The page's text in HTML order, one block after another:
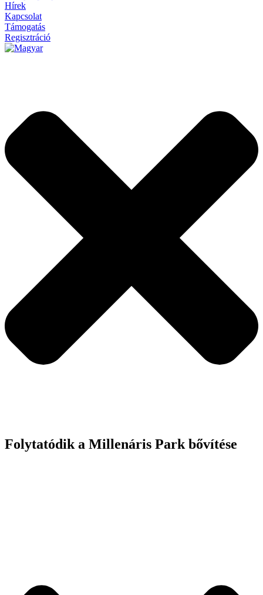
Hírek
Kapcsolat
Támogatás
Regisztráció
Folytatódik a Millenáris Park bővítése